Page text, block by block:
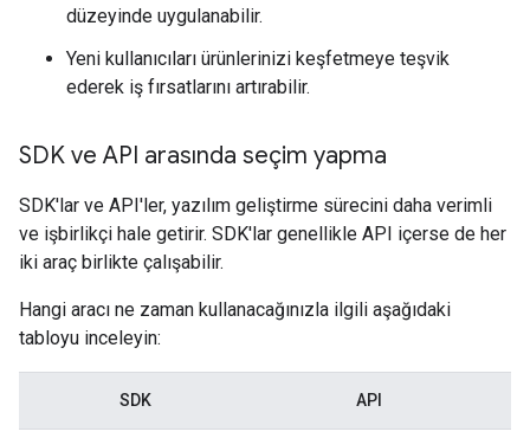
düzeyinde uygulanabilir.
Yeni kullanıcıları ürünlerinizi keşfetmeye teşvik
ederek iş fırsatlarını artırabilir.
SDK ve API arasında seçim yapma
SDK'lar ve API'ler, yazılım geliştirme sürecini daha verimli
ve işbirlikçi hale getirir. SDK'lar genellikle API içerse de her
iki araç birlikte çalışabilir.
Hangi aracı ne zaman kullanacağınızla ilgili aşağıdaki
tabloyu inceleyin:
SDK API